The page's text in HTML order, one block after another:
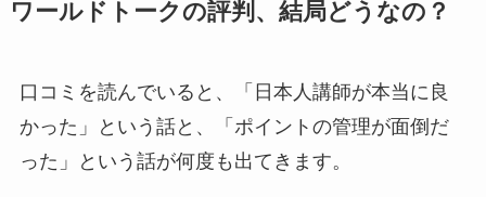
ワールドトークの評判、結局どうなの？
口コミを読んでいると、「日本人講師が本当に良
かった」という話と、「ポイントの管理が面倒だ
った」という話が何度も出てきます。